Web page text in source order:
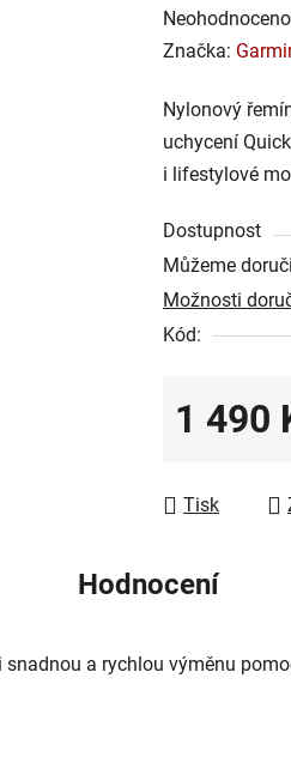
Průměrné
hodnocení
je
0,0
z
hvězdiček.
Neohodnoceno
Značka:
Nylonový
uchycení
i lifestylové
Dostupnost
Můžeme
Možnosti
Kód:
1 490
Tisk
Hodnocení
a rychlou výměnu